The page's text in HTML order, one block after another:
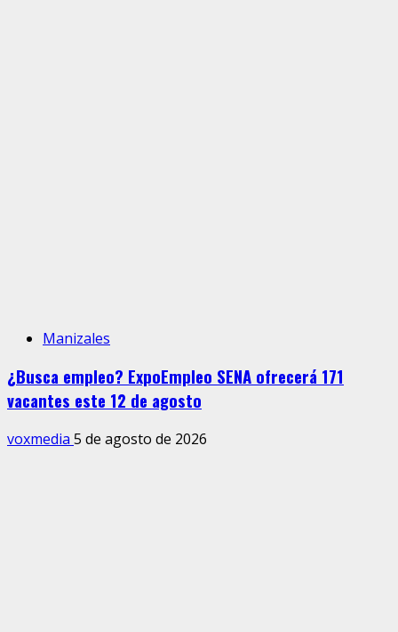
Manizales
¿Busca empleo? ExpoEmpleo SENA ofrecerá 171
vacantes este 12 de agosto
voxmedia 5 de agosto de 2026